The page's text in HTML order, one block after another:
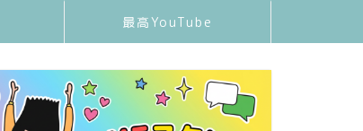
最高YouTube